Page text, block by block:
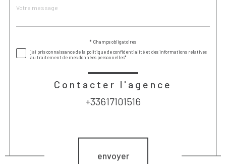
Fieldset
Message
*
* Champs obligatoires
j'ai pris connaissance de la politique de confidentialité et des informations relatives
au traitement de mes données personnelles*
Contacter l'agence
+33617101516
envoyer